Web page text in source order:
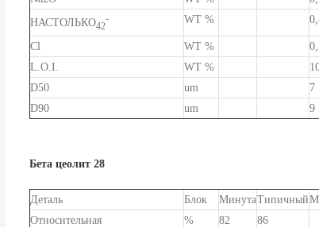
НАСТОЛЬКО42
- WT %
Cl WT %
L.O.I.
WT %
D50
um 7
D90
um 9
Бета цеолит 28
Деталь Блок МинутаТипичный
Относительная
% 82 86